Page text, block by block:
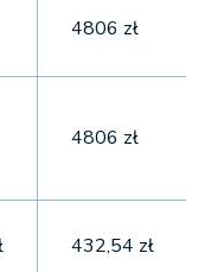
4806 zł
4806 zł
432,54 zł